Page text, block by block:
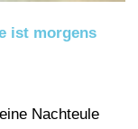
ist morgens
Nachteule